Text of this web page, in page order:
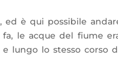
è qui possibile
le acque del fiume
lo stesso corso